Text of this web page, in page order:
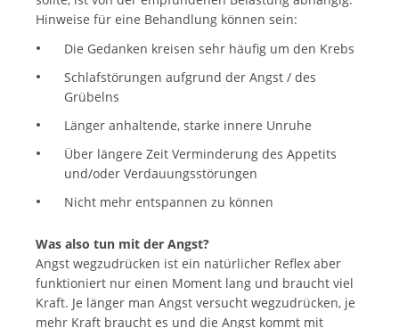
Hinweise für eine Behandlung können sein:
Die Gedanken kreisen sehr häufig um den Krebs
Schlafstörungen aufgrund der Angst / des
Grübelns
Länger anhaltende, starke innere Unruhe
Über längere Zeit Verminderung des Appetits
und/oder Verdauungsstörungen
Nicht mehr entspannen zu können
Was also tun mit der Angst?
Angst wegzudrücken ist ein natürlicher Reflex aber
funktioniert nur einen Moment lang und braucht viel
Kraft. Je länger man Angst versucht wegzudrücken, je
mehr Kraft braucht es und die Angst kommt mit